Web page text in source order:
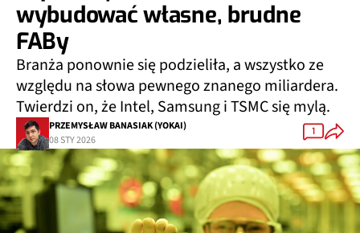
wybudować własne, brudne
FABy
Branża ponownie się podzieliła, a wszystko ze
względu na słowa pewnego znanego miliardera.
Twierdzi on, że Intel, Samsung i TSMC się mylą.
PRZEMYSŁAW BANASIAK (YOKAI)
08 STY 2026
1